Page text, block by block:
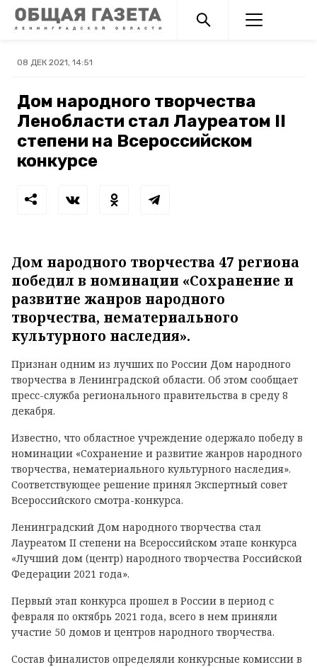
08 ДЕК 2021, 14:51
Дом народного творчества
Ленобласти стал Лауреатом II
степени на Всероссийском
конкурсе
Дом народного творчества 47 региона
победил в номинации «Сохранение и
развитие жанров народного
творчества, нематериального
культурного наследия».
Признан одним из лучших по России Дом народного
творчества в Ленинградской области. Об этом сообщает
пресс-служба регионального правительства в среду 8
декабря.
Известно, что областное учреждение одержало победу в
номинации «Сохранение и развитие жанров народного
творчества, нематериального культурного наследия».
Соответствующее решение принял Экспертный совет
Всероссийского смотра-конкурса.
Ленинградский Дом народного творчества стал
Лауреатом II степени на Всероссийском этапе конкурса
«Лучший дом (центр) народного творчества Российской
Федерации 2021 года».
Первый этап конкурса прошел в России в период с
февраля по октябрь 2021 года, всего в нем приняли
участие 50 домов и центров народного творчества.
Состав финалистов определяли конкурсные комиссии в